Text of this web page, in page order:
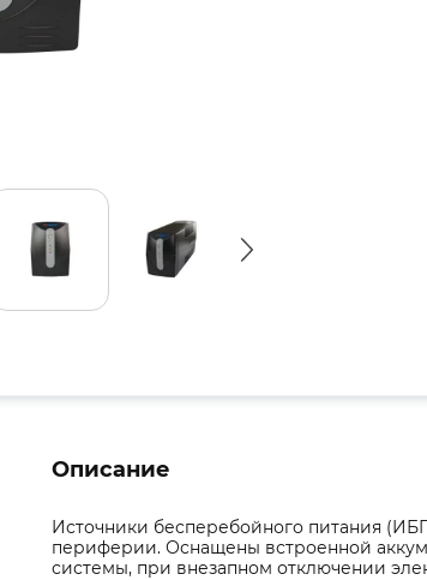
Описание
Источники бесперебойного питания
периферии. Оснащены встроенной
системы, при внезапном отключении